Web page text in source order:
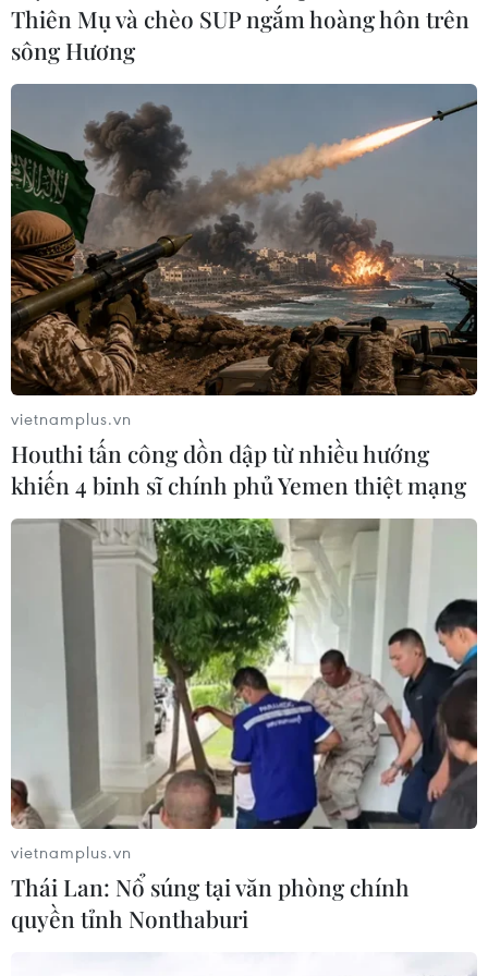
Malaysia hạ độ tuổi đủ điều kiện tiêm mũi
thứ 4 vaccine ngừa COVID-19
19/07/2022 11:26
Bộ Y tế Malaysia đã giảm độ tuổi đủ điều kiện tiêm mũi
tăng cường thứ hai với nhóm từ 50 đến 59 tuổi nhằm
nâng cao sức đề kháng của người dân trước làn sóng
tái nhiễm COVID-19.
Thiên Mụ và chèo SUP ngắm hoàng hôn trên
sông Hương
vietnamplus.vn
Houthi tấn công dồn dập từ nhiều hướng
khiến 4 binh sĩ chính phủ Yemen thiệt mạng
vietnamplus.vn
Thái Lan: Nổ súng tại văn phòng chính
quyền tỉnh Nonthaburi